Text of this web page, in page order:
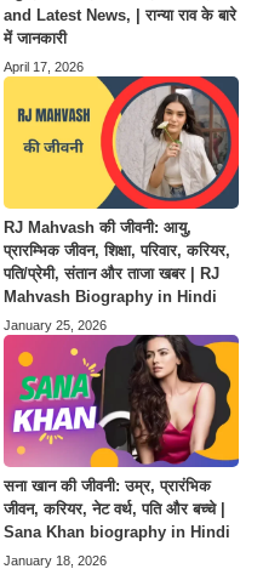
and Latest News, | रान्या राव के बारे
में जानकारी
April 17, 2026
RJ Mahvash की जीवनी: आयु,
प्रारम्भिक जीवन, शिक्षा, परिवार, करियर,
पति/प्रेमी, संतान और ताजा खबर | RJ
Mahvash Biography in Hindi
January 25, 2026
सना खान की जीवनी: उम्र, प्रारंभिक
जीवन, करियर, नेट वर्थ, पति और बच्चे |
Sana Khan biography in Hindi
January 18, 2026